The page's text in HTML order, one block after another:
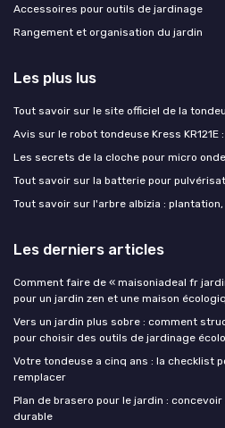
Accessoires pour outils de jardinage
Rangement et organisation du jardin
Les plus lus
Tout savoir sur le site officiel de la
Avis sur le robot tondeuse Kress
Les secrets de la cloche pour micro
Tout savoir sur la batterie pour
Tout savoir sur l'arbre albizia :
Les derniers articles
Comment faire de « maisoniadeal fr
pour un jardin zen et une maison
Vers un jardin plus sobre : comment
pour choisir des outils de jardinage
Votre tondeuse a cinq ans : la checklist
remplacer
Plan de brasero pour le jardin :
durable